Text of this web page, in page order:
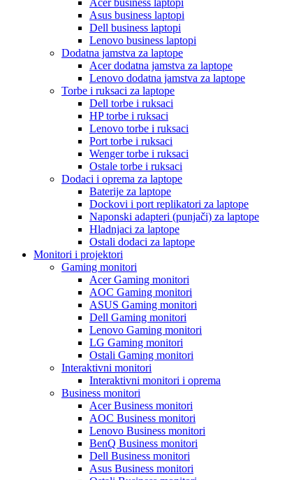
Acer business laptopi
Asus business laptopi
Dell business laptopi
Lenovo business laptopi
Dodatna jamstva za laptope
Acer dodatna jamstva za laptope
Lenovo dodatna jamstva za laptope
Torbe i ruksaci za laptope
Dell torbe i ruksaci
HP torbe i ruksaci
Lenovo torbe i ruksaci
Port torbe i ruksaci
Wenger torbe i ruksaci
Ostale torbe i ruksaci
Dodaci i oprema za laptope
Baterije za laptope
Dockovi i port replikatori za laptope
Naponski adapteri (punjači) za laptope
Hladnjaci za laptope
Ostali dodaci za laptope
Monitori i projektori
Gaming monitori
Acer Gaming monitori
AOC Gaming monitori
ASUS Gaming monitori
Dell Gaming monitori
Lenovo Gaming monitori
LG Gaming monitori
Ostali Gaming monitori
Interaktivni monitori
Interaktivni monitori i oprema
Business monitori
Acer Business monitori
AOC Business monitori
Lenovo Business monitori
BenQ Business monitori
Dell Business monitori
Asus Business monitori